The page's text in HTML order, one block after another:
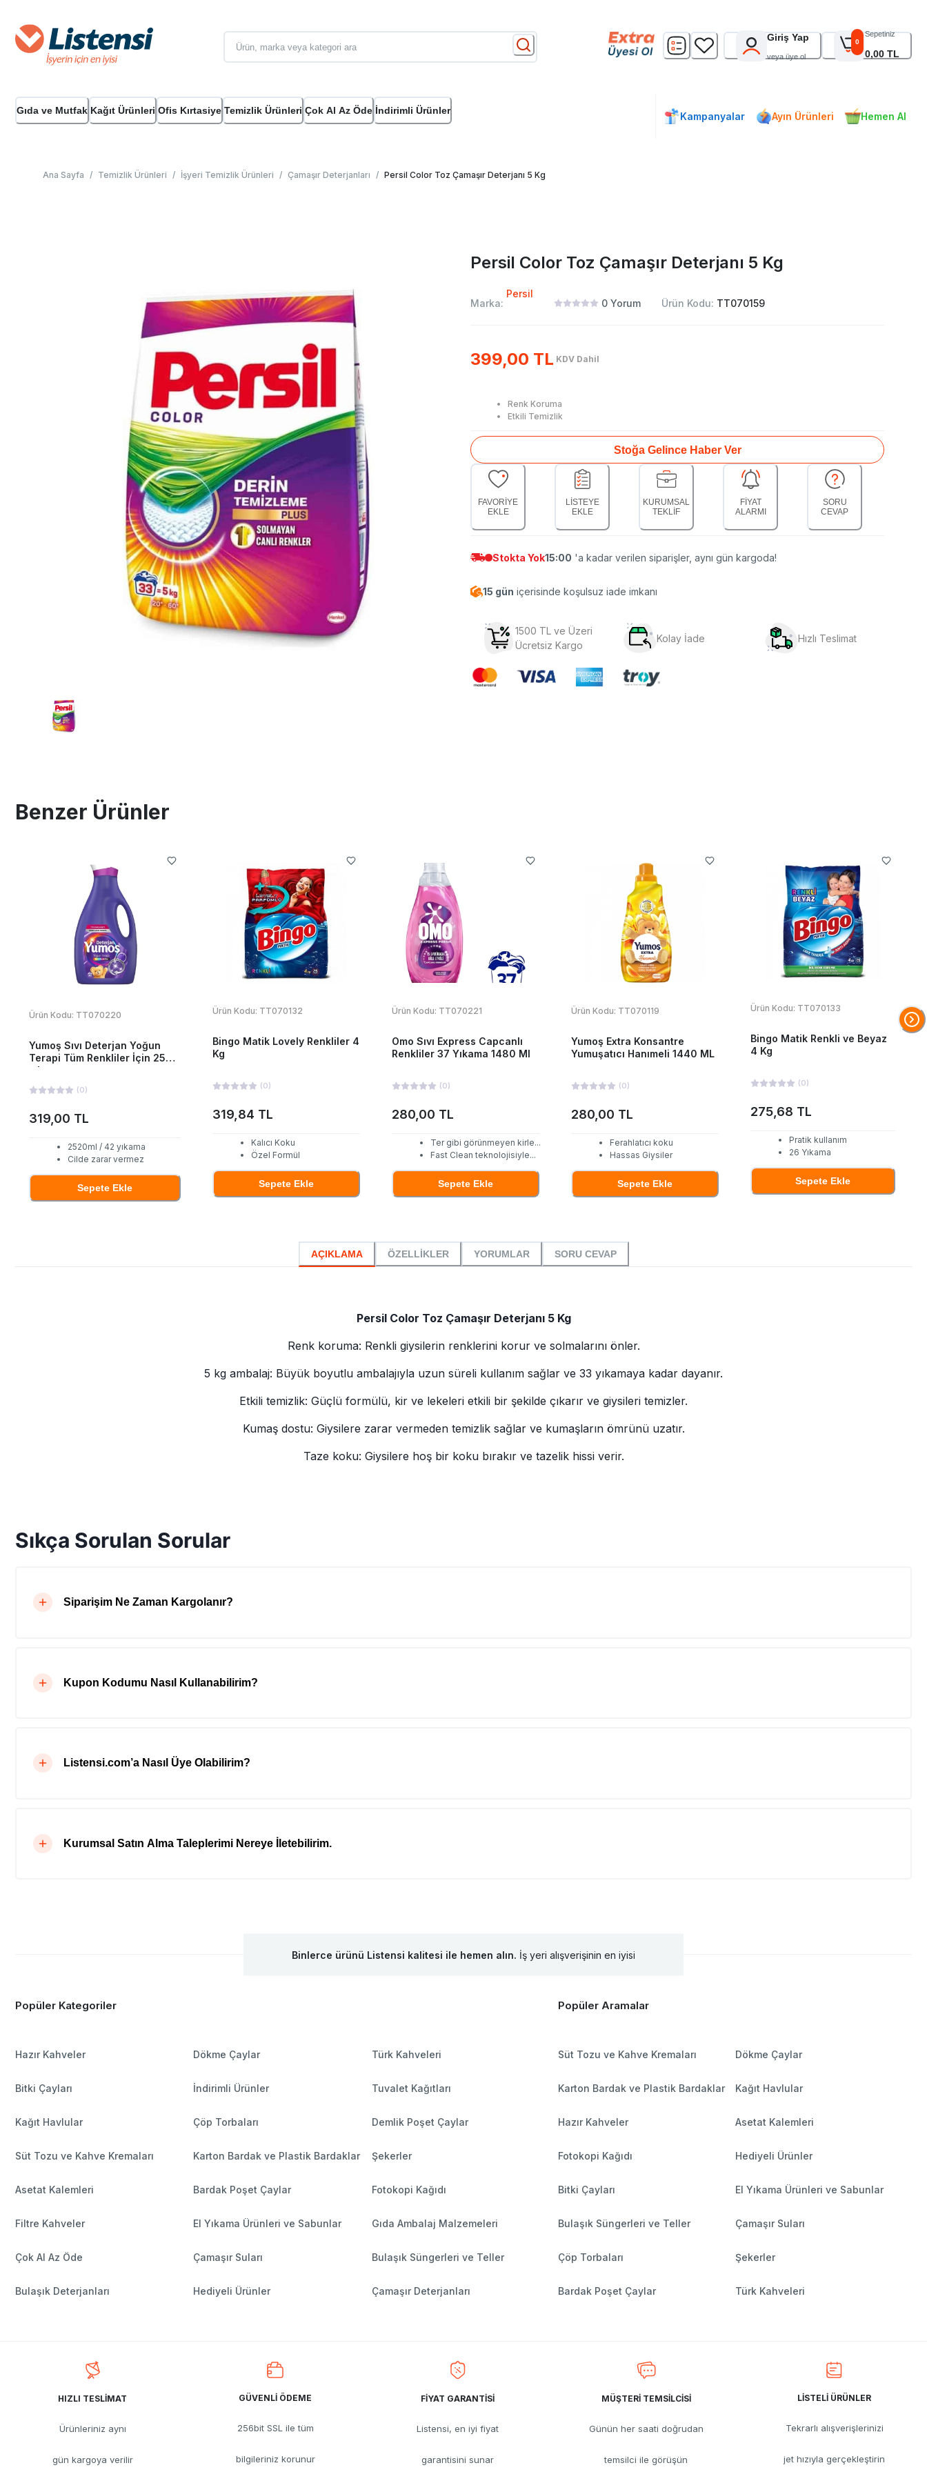
Giriş Yap
veya üye ol
0
Sepetiniz
0,00 TL
Gıda ve Mutfak Kağıt Ürünleri Ofis Kırtasiye Temizlik Ürünleri Çok Al Az Öde İndirimli Ürünler Kampanyalar Ayın Ürünleri Hemen Al
Ana Sayfa / Temizlik Ürünleri / İşyeri Temizlik Ürünleri / Çamaşır Deterjanları / Persil Color Toz Çamaşır Deterjanı 5 Kg
Persil Color Toz Çamaşır Deterjanı 5 Kg
Marka:
Persil
0 Yorum Ürün Kodu: TT070159
399,00 TL KDV Dahil
Renk Koruma
Etkili Temizlik
Stoğa Gelince Haber Ver
FAVORİYE
EKLE
LİSTEYE
EKLE
KURUMSAL
TEKLİF
FİYAT
ALARMI
SORU
CEVAP
Stokta Yok15:00 'a kadar verilen siparişler, aynı gün kargoda!
15 gün içerisinde koşulsuz iade imkanı
1500 TL ve Üzeri
Ücretsiz Kargo
Kolay İade Hızlı Teslimat
Benzer Ürünler
Ürün Kodu: TT070220
Yumoş Sıvı Deterjan Yoğun
Terapi Tüm Renkliler İçin 2520
ml
(0)
319,00 TL
2520ml / 42 yıkama
Cilde zarar vermez
Sepete Ekle
Ürün Kodu: TT070132
Bingo Matik Lovely Renkliler 4
Kg
(0)
319,84 TL
Kalıcı Koku
Özel Formül
Sepete Ekle
Ürün Kodu: TT070221
Omo Sıvı Express Capcanlı
Renkliler 37 Yıkama 1480 Ml
(0)
280,00 TL
Ter gibi görünmeyen kirle...
Fast Clean teknolojisiyle...
Sepete Ekle
Ürün Kodu: TT070119
Yumoş Extra Konsantre
Yumuşatıcı Hanımeli 1440 ML
(0)
280,00 TL
Ferahlatıcı koku
Hassas Giysiler
Sepete Ekle
Ürün Kodu: TT070133
Bingo Matik Renkli ve Beyaz
4 Kg
(0)
275,68 TL
Pratik kullanım
26 Yıkama
Sepete Ekle
AÇIKLAMA ÖZELLİKLER YORUMLAR SORU CEVAP
Persil Color Toz Çamaşır Deterjanı 5 Kg
Renk koruma: Renkli giysilerin renklerini korur ve solmalarını önler.
5 kg ambalaj: Büyük boyutlu ambalajıyla uzun süreli kullanım sağlar ve 33 yıkamaya kadar dayanır.
Etkili temizlik: Güçlü formülü, kir ve lekeleri etkili bir şekilde çıkarır ve giysileri temizler.
Kumaş dostu: Giysilere zarar vermeden temizlik sağlar ve kumaşların ömrünü uzatır.
Taze koku: Giysilere hoş bir koku bırakır ve tazelik hissi verir.
Sıkça Sorulan Sorular
Siparişim Ne Zaman Kargolanır?
Kupon Kodumu Nasıl Kullanabilirim?
Listensi.com’a Nasıl Üye Olabilirim?
Kurumsal Satın Alma Taleplerimi Nereye İletebilirim.
Binlerce ürünü Listensi kalitesi ile hemen alın. İş yeri alışverişinin en iyisi
Popüler Kategoriler Popüler Aramalar
Hazır Kahveler Dökme Çaylar Türk Kahveleri
Bitki Çayları İndirimli Ürünler Tuvalet Kağıtları
Kağıt Havlular Çöp Torbaları Demlik Poşet Çaylar
Süt Tozu ve Kahve Kremaları Karton Bardak ve Plastik Bardaklar Şekerler
Asetat Kalemleri Bardak Poşet Çaylar Fotokopi Kağıdı
Filtre Kahveler El Yıkama Ürünleri ve Sabunlar Gıda Ambalaj Malzemeleri
Çok Al Az Öde Çamaşır Suları Bulaşık Süngerleri ve Teller
Bulaşık Deterjanları Hediyeli Ürünler Çamaşır Deterjanları
Süt Tozu ve Kahve Kremaları Dökme Çaylar
Karton Bardak ve Plastik Bardaklar Kağıt Havlular
Hazır Kahveler Asetat Kalemleri
Fotokopi Kağıdı Hediyeli Ürünler
Bitki Çayları El Yıkama Ürünleri ve Sabunlar
Bulaşık Süngerleri ve Teller Çamaşır Suları
Çöp Torbaları Şekerler
Bardak Poşet Çaylar Türk Kahveleri
HIZLI TESLİMAT
Ürünleriniz aynı
gün kargoya verilir
GÜVENLİ ÖDEME
256bit SSL ile tüm
bilgileriniz korunur
FİYAT GARANTİSİ
Listensi, en iyi fiyat
garantisini sunar
MÜŞTERİ TEMSİLCİSİ
Günün her saati doğrudan
temsilci ile görüşün
LİSTELİ ÜRÜNLER
Tekrarlı alışverişlerinizi
jet hızıyla gerçekleştirin